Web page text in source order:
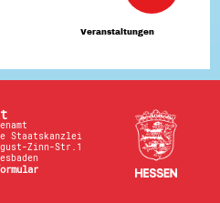
Veranstaltungen
Staatskanzlei
Zinn-Str.1